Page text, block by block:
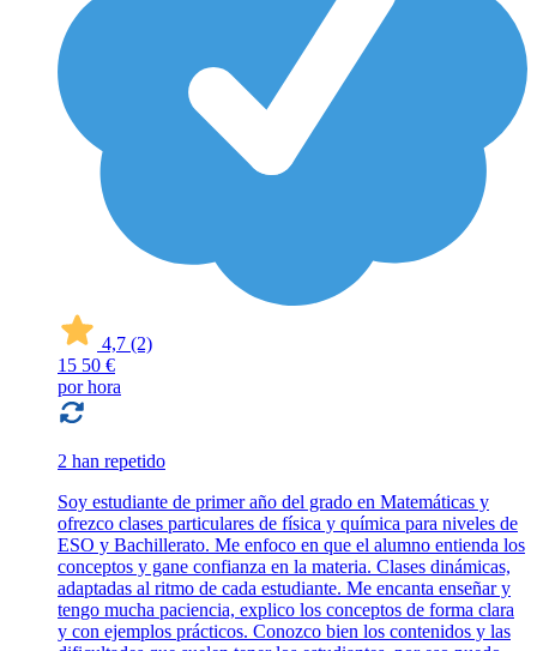
4,7 (2)
15 50 €
por hora
2 han repetido
Soy estudiante de primer año del grado en Matemáticas y
ofrezco clases particulares de física y química para niveles de
ESO y Bachillerato. Me enfoco en que el alumno entienda los
conceptos y gane confianza en la materia. Clases dinámicas,
adaptadas al ritmo de cada estudiante. Me encanta enseñar y
tengo mucha paciencia, explico los conceptos de forma clara
y con ejemplos prácticos. Conozco bien los contenidos y las